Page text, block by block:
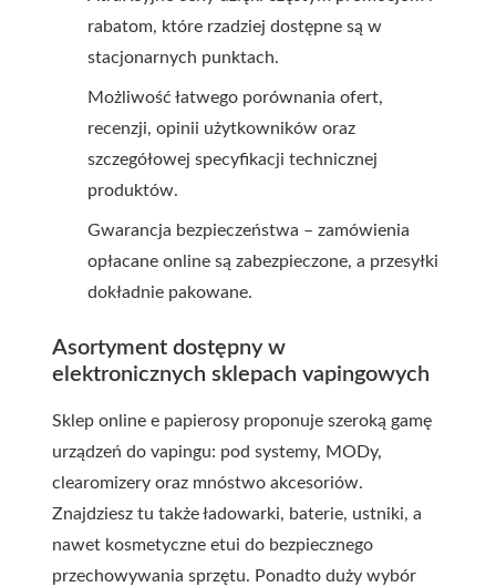
rabatom, które rzadziej dostępne są w
stacjonarnych punktach.
Możliwość łatwego porównania ofert,
recenzji, opinii użytkowników oraz
szczegółowej specyfikacji technicznej
produktów.
Gwarancja bezpieczeństwa – zamówienia
opłacane online są zabezpieczone, a przesyłki
dokładnie pakowane.
Asortyment dostępny w
elektronicznych sklepach vapingowych
Sklep online e papierosy proponuje szeroką gamę
urządzeń do vapingu: pod systemy, MODy,
clearomizery oraz mnóstwo akcesoriów.
Znajdziesz tu także ładowarki, baterie, ustniki, a
nawet kosmetyczne etui do bezpiecznego
przechowywania sprzętu. Ponadto duży wybór